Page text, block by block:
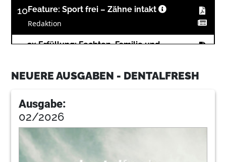
10Feature: Sport frei – Zähne intakt
Redaktion
143x Erfüllung: Fechten, Familie und
interdisziplinäres Arbeiten sind die Basis
für eine erfolgreiche Sportzahnmedizin“
Christian Barth im Gespräch
22 Kommunikations-Tipp: „Das kann gar nicht
NEUERE AUSGABEN - DENTALFRESH
Ausgabe:
02/2026